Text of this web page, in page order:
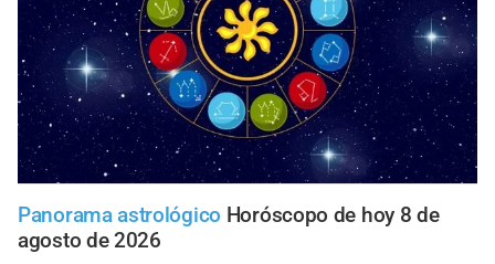
Panorama astrológico Horóscopo de hoy 8 de
agosto de 2026